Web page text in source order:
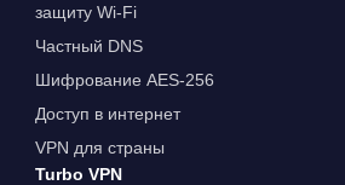
защиту Wi-Fi
Частный DNS
Шифрование AES-256
Доступ в интернет
VPN для страны
Turbo VPN